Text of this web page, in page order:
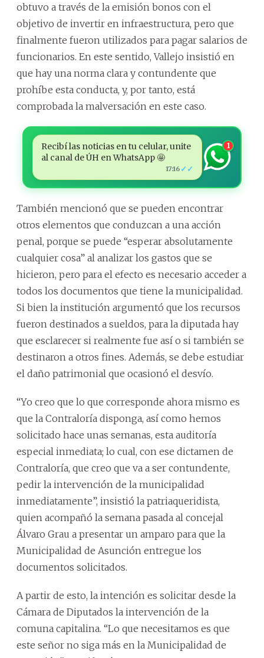
obtuvo a través de la emisión bonos con el
objetivo de invertir en infraestructura, pero que
finalmente fueron utilizados para pagar salarios de
funcionarios. En este sentido, Vallejo insistió en
que hay una norma clara y contundente que
prohíbe esta conducta, y, por tanto, está
comprobada la malversación en este caso.
Recibí las noticias en tu celular, unite
al canal de ÚH en WhatsApp 🤩
17:16 ✓✓
1
También mencionó que se pueden encontrar
otros elementos que conduzcan a una acción
penal, porque se puede “esperar absolutamente
cualquier cosa” al analizar los gastos que se
hicieron, pero para el efecto es necesario acceder a
todos los documentos que tiene la municipalidad.
Si bien la institución argumentó que los recursos
fueron destinados a sueldos, para la diputada hay
que esclarecer si realmente fue así o si también se
destinaron a otros fines. Además, se debe estudiar
el daño patrimonial que ocasionó el desvío.
“Yo creo que lo que corresponde ahora mismo es
que la Contraloría disponga, así como hemos
solicitado hace unas semanas, esta auditoría
especial inmediata; lo cual, con ese dictamen de
Contraloría, que creo que va a ser contundente,
pedir la intervención de la municipalidad
inmediatamente”, insistió la patriaqueridista,
quien acompañó la semana pasada al concejal
Álvaro Grau a presentar un amparo para que la
Municipalidad de Asunción entregue los
documentos solicitados.
A partir de esto, la intención es solicitar desde la
Cámara de Diputados la intervención de la
comuna capitalina. “Lo que necesitamos es que
este señor no siga más en la Municipalidad de